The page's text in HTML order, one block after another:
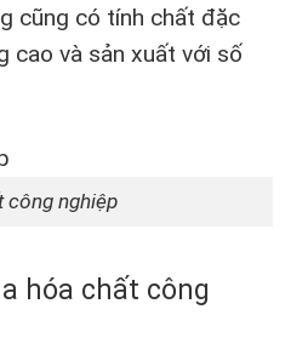
cũng có tính chất đặc
cao và sản xuất với số
công nghiệp
hóa chất công